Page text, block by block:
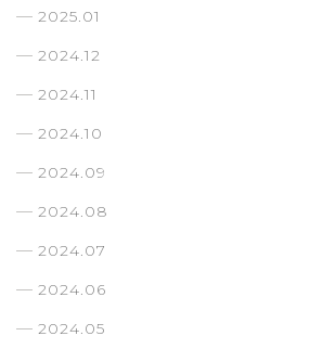
2025.01
2024.12
2024.11
2024.10
2024.09
2024.08
2024.07
2024.06
2024.05